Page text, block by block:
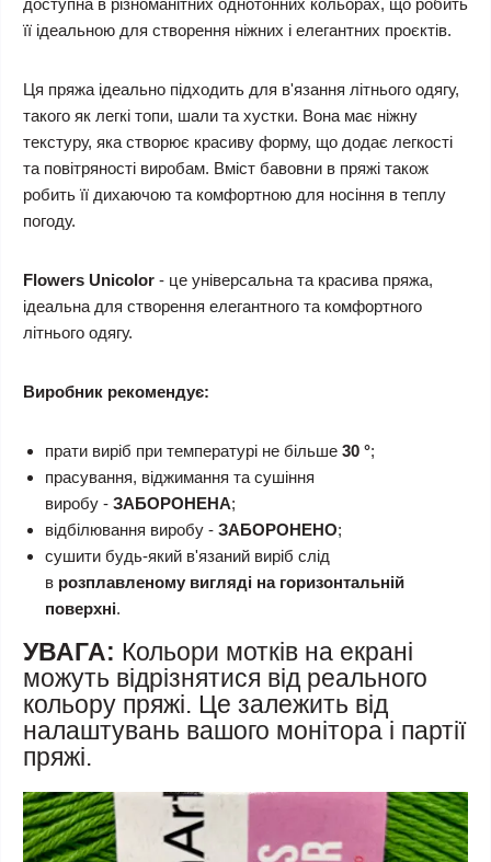
доступна в різноманітних однотонних кольорах, що робить
її ідеальною для створення ніжних і елегантних проєктів.
Ця пряжа ідеально підходить для в'язання літнього одягу,
такого як легкі топи, шали та хустки. Вона має ніжну
текстуру, яка створює красиву форму, що додає легкості
та повітряності виробам. Вміст бавовни в пряжі також
робить її дихаючою та комфортною для носіння в теплу
погоду.
Flowers Unicolor - це універсальна та красива пряжа,
ідеальна для створення елегантного та комфортного
літнього одягу.
Виробник рекомендує:
прати виріб при температурі не більше 30 °;
прасування, віджимання та сушіння
виробу - ЗАБОРОНЕНА;
відбілювання виробу - ЗАБОРОНЕНО;
сушити будь-який в'язаний виріб слід
в розплавленому вигляді на горизонтальній
поверхні.
УВАГА: Кольори мотків на екрані
можуть відрізнятися від реального
кольору пряжі. Це залежить від
налаштувань вашого монітора і партії
пряжі.